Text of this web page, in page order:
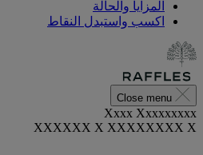
المزايا والحالة
اكسب واستبدل النقاط
Close menu
Xxxx Xxxxxxxxx
XXXXXX X XXXXXXXX X